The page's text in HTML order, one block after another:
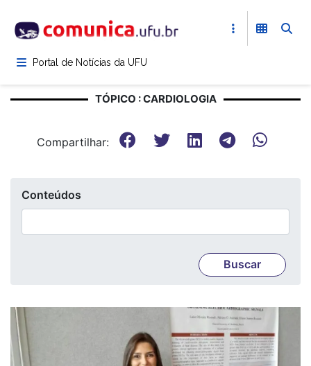
para
conteúdoPortal de Notícias da UFU
TÓPICO : CARDIOLOGIA
Compartilhar:
Conteúdos